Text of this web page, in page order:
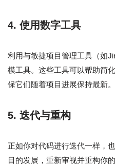
4. 使用数字工具
利用与敏捷项目管理工具（如
模工具。这些工具可以帮助简
保它们随着项目进展保持最新。
5. 迭代与重构
正如你对代码进行迭代一样，
目的发展，重新审视并重构你